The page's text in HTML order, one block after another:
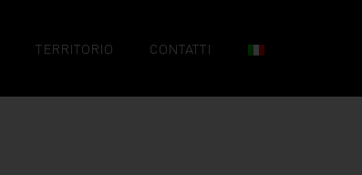
TERRITORIO CONTATTI